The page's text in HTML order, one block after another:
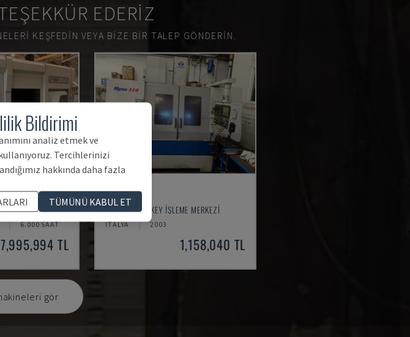
EDERIZ
KEŞFEDIN VEYA BIZE BIR TALEP GÖNDERIN.
MERKEZI
6.000 SAAT
7,995,994 TL
MYNX 550
DAEWOO - DIKEY İŞLEME MERKEZI
İTALYA 2003
1,158,040 TL
gör
Bildirimi
analiz etmek ve
Tercihlerinizi
hakkında daha fazla
TÜMÜNÜ KABUL ET